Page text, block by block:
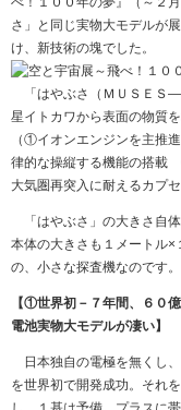
さ」と同じ実物大モデルが
け、新技術の塊でした。
「はやぶさ（ＭＵＳＥＳ―
星イトカワから表面の物質
（①イオンエンジンを主推
律的な操縦する機能の搭
大気圏再突入に耐えるカプ
「はやぶさ」の大きさ自体
本体の大きさも１メートル
の、小さな探査機なのです。
【①世界初－７年間、６０
電池実物大モデルが凄い】
日本独自の電極を無くし
を世界初で開発成功。それ